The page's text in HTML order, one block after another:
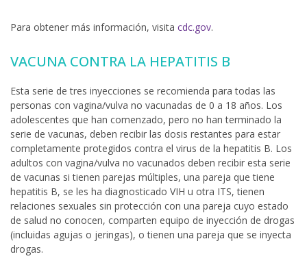
Para obtener más información, visita cdc.gov.
VACUNA CONTRA LA HEPATITIS B
Esta serie de tres inyecciones se recomienda para todas las
personas con vagina/vulva no vacunadas de 0 a 18 años. Los
adolescentes que han comenzado, pero no han terminado la
serie de vacunas, deben recibir las dosis restantes para estar
completamente protegidos contra el virus de la hepatitis B. Los
adultos con vagina/vulva no vacunados deben recibir esta serie
de vacunas si tienen parejas múltiples, una pareja que tiene
hepatitis B, se les ha diagnosticado VIH u otra ITS, tienen
relaciones sexuales sin protección con una pareja cuyo estado
de salud no conocen, comparten equipo de inyección de drogas
(incluidas agujas o jeringas), o tienen una pareja que se inyecta
drogas.